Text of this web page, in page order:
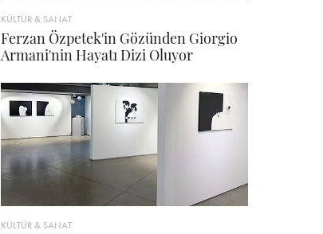
KÜLTÜR & SANAT
Ferzan Özpetek'in Gözünden Giorgio
Armani'nin Hayatı Dizi Oluyor
KÜLTÜR & SANAT